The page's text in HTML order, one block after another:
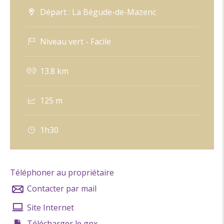
Distance depuis le point de départ: 2 km
et atteindre la D540.
Coordonnées: (44.5388823, 4.9077746)
Distance depuis le point de départ: 3 km
6/ Traverser la D540 (attention voitures !), puis
prendre à gauche une piste plate, atteindre une
bifurcation.
Coordonnées: (44.5505122, 4.9057229)
Distance depuis le point de départ: 5 km
7/ Tourner 2 fois à droite, rejoindre un chemin de
terre. Au bout, tourner à droite.
Distance depuis le point de départ: 7 km
Départ : La Bégude-de-Mazenc
Niveau vert - Facile
13.8 km
125 m
1h30
Téléphoner au propriétaire
Contacter par mail
Site Internet